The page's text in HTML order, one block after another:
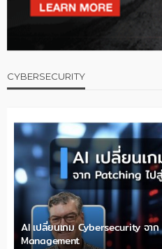
CYBERSECURITY
AI เปลี่ยนเกม Cybersecurity จา
Management